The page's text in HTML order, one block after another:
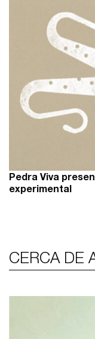
Pedra Viva
experimental
CERCA DE